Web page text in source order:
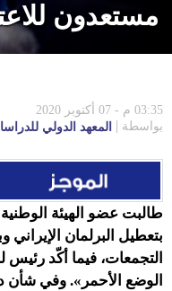
مستعدون
03:35 م - 07 أكتوبر 2020
بواسطة
المعهد الدولي
طالبت عضو الهيئة
بتعطيل البرلمان الإيراني
التجمعات، فيما أكّد
الوضع الأحمر». وفي شأن